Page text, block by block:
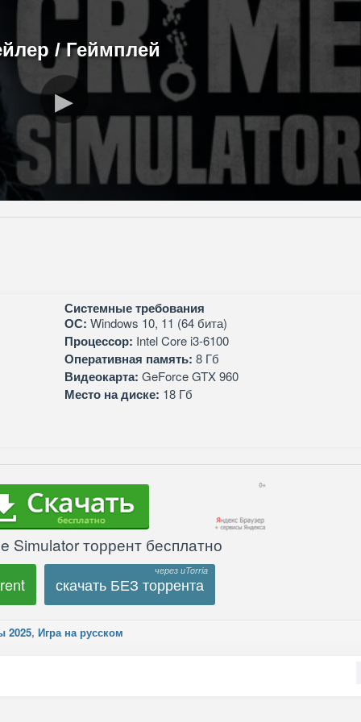
/ Геймплей
Системные требования
ОС: Windows 10, 11 (64 бита)
Процессор: Intel Core i3-6100
Оперативная память: 8 Гб
Видеокарта: GeForce GTX 960
Место на диске: 18 Гб
Simulator торрент бесплатно
скачать БЕЗ торрента
2025, Игра на русском